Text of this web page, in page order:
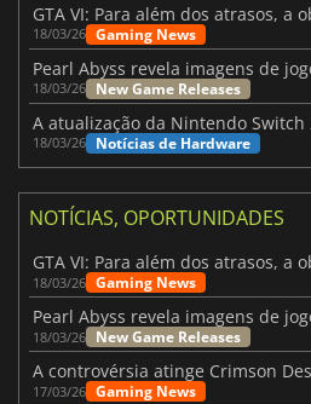
18/03/26 Gaming News
18/03/26 New Game Releases
18/03/26 Notícias de Hardware
NOTÍCIAS, OPORTUNIDADES
18/03/26 Gaming News
18/03/26 New Game Releases
17/03/26 Gaming News